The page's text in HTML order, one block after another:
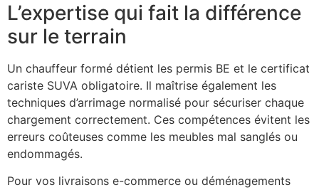
L’expertise qui fait la différence
sur le terrain
Un chauffeur formé détient les permis BE et le certificat
cariste SUVA obligatoire. Il maîtrise également les
techniques d’arrimage normalisé pour sécuriser chaque
chargement correctement. Ces compétences évitent les
erreurs coûteuses comme les meubles mal sanglés ou
endommagés.
Pour vos livraisons e-commerce ou déménagements